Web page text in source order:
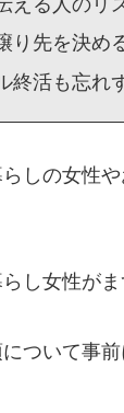
り先を決め
終活も忘れ
しの女性や
し女性が
ついて事